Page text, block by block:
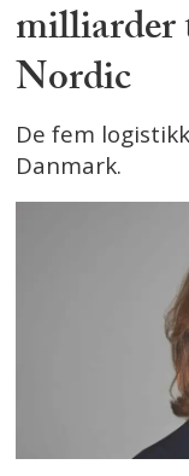
Nordic
De fem
Danmark.